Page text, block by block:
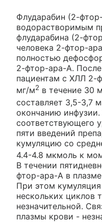
Флударабин (2-
водорастворимым
флударабина (2-
человека 2-фтор-
полностью
2-фтор-ара-А.
пациентам с ХЛЛ
мг/м2 в течение 30
составляет 3,5-3,7
окончанию
соответствующего
пяти введений
кумуляцию со
4.4-4.8 мкмоль к
В течении
фтор-ара-А в
При этом
нескольких циклов
незначительной.
плазмы крови -